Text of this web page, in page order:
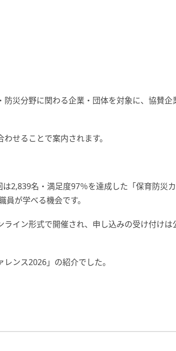
災分野に関わる企業・団体を対象に、協賛企
せることで案内されます。
2,839名・満足度97％を達成した「保育防災
が学べる機会です。
イン形式で開催され、申し込みの受け付けは
ンス2026」の紹介でした。